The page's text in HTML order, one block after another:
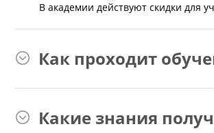
В академии действуют скидки для
Как проходит
Какие знания